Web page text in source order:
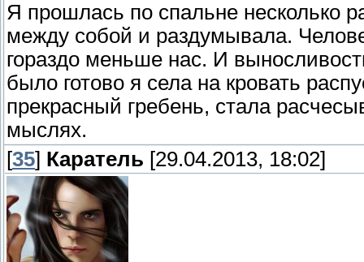
Я прошлась по спальне несколько
между собой и раздумывала.
гораздо меньше нас. И
было готово я села на кровать
прекрасный гребень, стала
мыслях.
[35] Каратель [29.04.2013, 18:02]